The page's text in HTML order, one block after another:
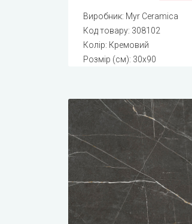
Виробник: Myr Ceramica
Код товару: 308102
Колір: Кремовий
Розмір (см): 30x90